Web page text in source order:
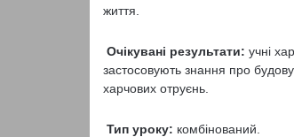
життя.
Очікувані результати: учні
застосовують знання про
харчових отруєнь.
Тип уроку: комбінований.